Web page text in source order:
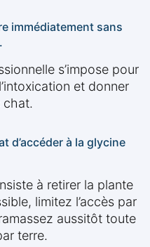
immédiatement sans
s’impose pour
et donner
chat.
d’accéder à la glycine
à retirer la plante
limitez l’accès par
aussitôt toute
terre.